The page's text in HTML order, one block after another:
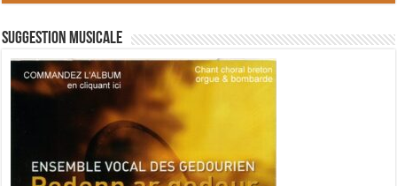
Suggestion musicale